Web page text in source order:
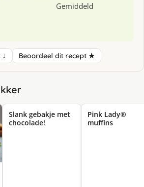
Gemiddeld
Beoordeel dit recept ★
Slank gebakje met
chocolade!
Pink Lady®
muffins